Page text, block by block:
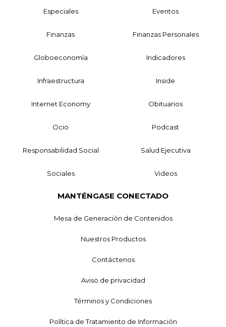
Especiales Eventos
Finanzas Finanzas Personales
Globoeconomía Indicadores
Infraestructura Inside
Internet Economy Obituarios
Ocio Podcast
Responsabilidad Social Salud Ejecutiva
Sociales Videos
MANTÉNGASE CONECTADO
Mesa de Generación de Contenidos
Nuestros Productos
Contáctenos
Aviso de privacidad
Términos y Condiciones
Política de Tratamiento de Información